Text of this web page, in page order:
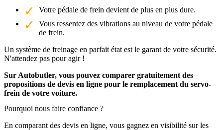
Votre pédale de frein devient de plus en plus dure.
Vous ressentez des vibrations au niveau de votre pédale
de frein.
Un système de freinage en parfait état est le garant de votre sécurité.
N'attendez pas pour agir !
Sur Autobutler, vous pouvez comparer gratuitement des
propositions de devis en ligne pour le remplacement du servo-
frein de votre voiture.
Pourquoi nous faire confiance ?
En comparant des devis en ligne, vous gagnez en visibilité sur les